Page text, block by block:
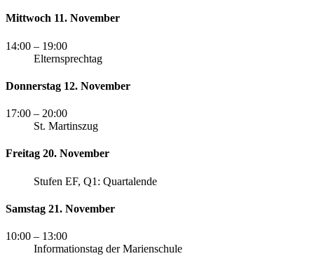
Mittwoch 11. November
14:00 – 19:00
Elternsprechtag
Donnerstag 12. November
17:00 – 20:00
St. Martinszug
Freitag 20. November
Stufen EF, Q1: Quartalende
Samstag 21. November
10:00 – 13:00
Informationstag der Marienschule